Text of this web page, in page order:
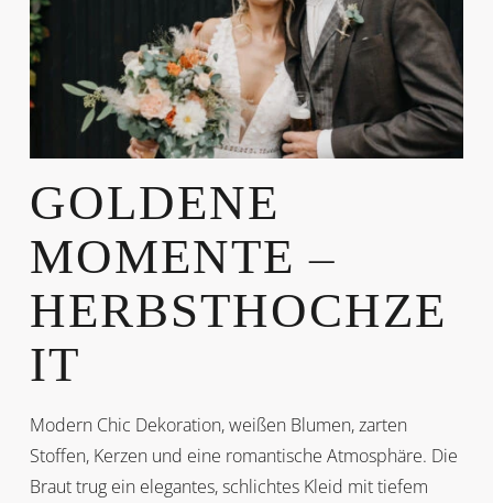
GOLDENE
MOMENTE –
HERBSTHOCHZE
IT
Modern Chic Dekoration, weißen Blumen, zarten
Stoffen, Kerzen und eine romantische Atmosphäre. Die
Braut trug ein elegantes, schlichtes Kleid mit tiefem